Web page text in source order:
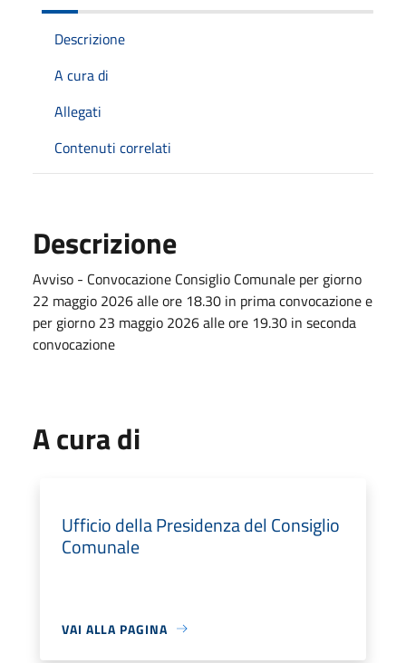
Descrizione
A cura di
Allegati
Contenuti correlati
Descrizione
Avviso - Convocazione Consiglio Comunale per giorno
22 maggio 2026 alle ore 18.30 in prima convocazione e
per giorno 23 maggio 2026 alle ore 19.30 in seconda
convocazione
A cura di
Ufficio della Presidenza del Consiglio
Comunale
VAI ALLA PAGINA